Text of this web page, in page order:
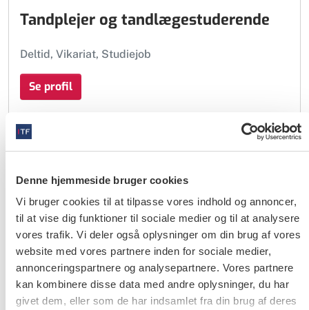
Denne hjemmeside bruger cookies
Vi bruger cookies til at tilpasse vores indhold og annoncer,
til at vise dig funktioner til sociale medier og til at analysere
vores trafik. Vi deler også oplysninger om din brug af vores
website med vores partnere inden for sociale medier,
annonceringspartnere og analysepartnere. Vores partnere
kan kombinere disse data med andre oplysninger, du har
givet dem, eller som de har indsamlet fra din brug af deres
Tandplejer og tandlægestuderende
Deltid, Vikariat, Studiejob
Se profil
Mandlig tandlæge med JUS. 3 års
erfaring
Fuld tid, Deltid
Se profil